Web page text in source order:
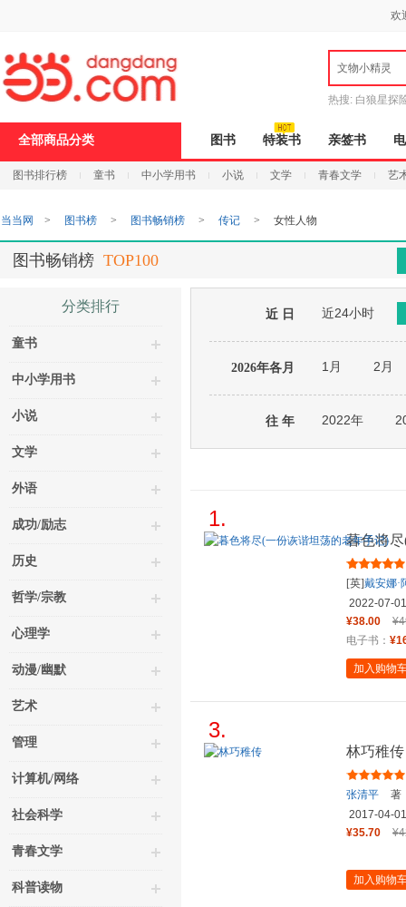
欢
文物小精灵
热搜: 白狼星探
全部商品分类 图书 特装书 亲签书
图书排行榜 童书 中小学用书 小说 文学 青春文学 艺
当当网 > 图书榜 > 图书畅销榜 > 传记 > 女性人物
图书畅销榜 TOP100
分类排行
童书
中小学用书
小说
文学
外语
成功/励志
历史
哲学/宗教
心理学
动漫/幽默
艺术
管理
计算机/网络
社会科学
青春文学
科普读物
近 日 近24小时
2026年各月 1月 2月
往 年 2022年
1.
暮色将
[英]戴安娜·
2022-07-01
¥38.00
电子书：
加入购物
3.
林巧稚传
张清平
著
2017-04-01
¥35.70
加入购物
打
开
无
障
页
加